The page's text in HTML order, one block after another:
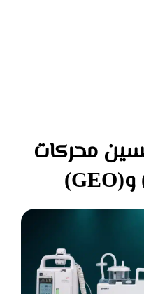
محركات